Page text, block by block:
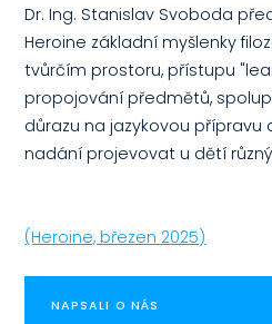
Dr. Ing. Stanislav Svoboda
Heroine základní myšlenky
tvůrčím prostoru, přístupu
propojování předmětů,
důrazu na jazykovou přípravu
nadání projevovat u dětí
(Heroine, březen 2025)
NAPSALI O NÁS